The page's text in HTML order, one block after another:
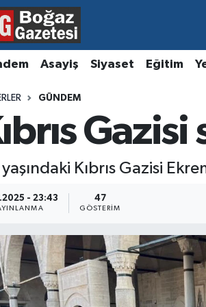
Asayiş Siyaset Eğitim
GÜNDEM
Kıbrıs Gazisi
- 23:43 47
GÖSTERIM
Durumu ve Fikstür
Haberleri